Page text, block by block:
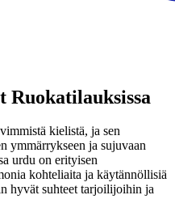
Ruokatilauksissa
kielistä, ja sen
ymmärrykseen ja sujuvaan
urdu on erityisen
kohteliaita ja käytännöllisiä
hyvät suhteet tarjoilijoihin ja